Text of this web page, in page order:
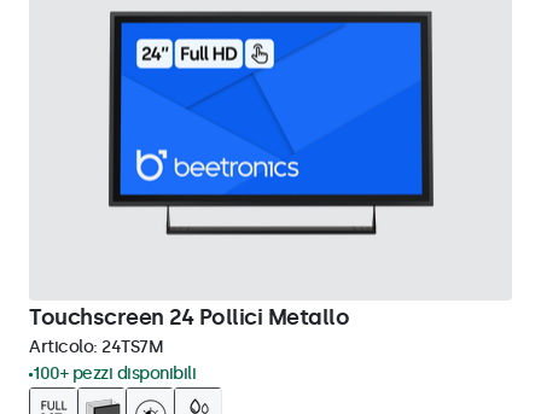
Touchscreen 24 Pollici Metallo
Articolo: 24TS7M
100+ pezzi disponibili